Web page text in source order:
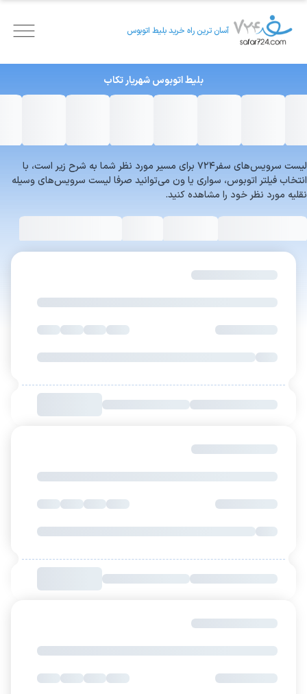
آسان ترین راه خرید بلیط اتوبوس
بلیط اتوبوسشهریارتکاب
لیست سرویس‌های سفر۷۲۴ برای مسیر مورد نظر شما به شرح زیر است، با
انتخاب فیلتر اتوبوس، سواری یا ون می‌توانید صرفا لیست سرویس‌های وسیله
نقلیه مورد نظر خود را مشاهده کنید.